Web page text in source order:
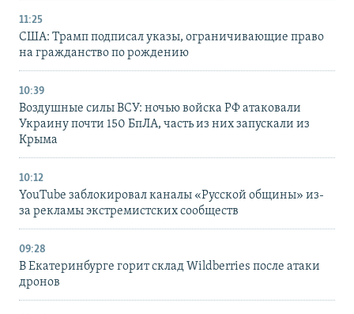
11:25
США: Трамп подписал указы, ограничивающие право
на гражданство по рождению
10:39
Воздушные силы ВСУ: ночью войска РФ атаковали
Украину почти 150 БпЛА, часть из них запускали из
Крыма
10:12
YouTube заблокировал каналы «Русской общины» из-
за рекламы экстремистских сообществ
09:28
В Екатеринбурге горит склад Wildberries после атаки
дронов